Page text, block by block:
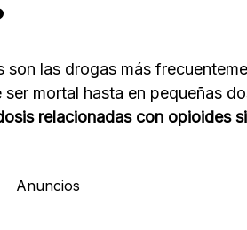
las drogas más
mortal hasta en pequeñas
relacionadas con opioides
Anuncios